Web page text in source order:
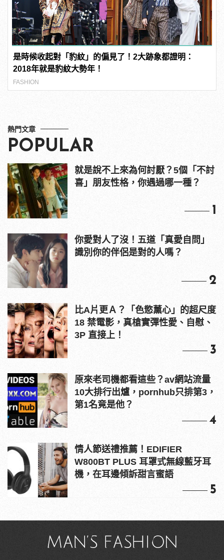
是時候收起對「豹紋」的偏見了！2大跡象都證明：
2018年就是豹紋大勢年！
FASHION
熱門文章
POPULAR
就是說不上來為何討厭？5個「不討
喜」朋友性格，你遇過哪一種？
1
你愛對人了沒！五道「真愛自問」
識別你的伴侶是對的人嗎？
2
比A片更Ａ？「色慾薰心」的超尺度
18 禁電影，真槍實彈性愛、自慰、
3P 直接上！
3
原來老司機都看這些？av網站流量
10大排行出爐，pornhub只排第3，
第1名竟是他？
4
情人節送禮推薦！EDIFIER
W800BT PLUS 耳罩式無線藍牙耳
機，在耳邊傾訴甜言蜜語
5